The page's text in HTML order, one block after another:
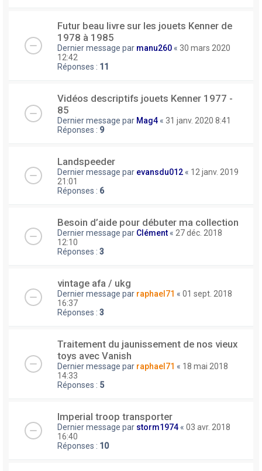
Futur beau livre sur les jouets Kenner de
1978 à 1985
Dernier message par manu260 « 30 mars 2020
12:42
Réponses : 11
Vidéos descriptifs jouets Kenner 1977 -
85
Dernier message par Mag4 « 31 janv. 2020 8:41
Réponses : 9
Landspeeder
Dernier message par evansdu012 « 12 janv. 2019
21:01
Réponses : 6
Besoin d’aide pour débuter ma collection
Dernier message par Clément « 27 déc. 2018
12:10
Réponses : 3
vintage afa / ukg
Dernier message par raphael71 « 01 sept. 2018
16:37
Réponses : 3
Traitement du jaunissement de nos vieux
toys avec Vanish
Dernier message par raphael71 « 18 mai 2018
14:33
Réponses : 5
Imperial troop transporter
Dernier message par storm1974 « 03 avr. 2018
16:40
Réponses : 10